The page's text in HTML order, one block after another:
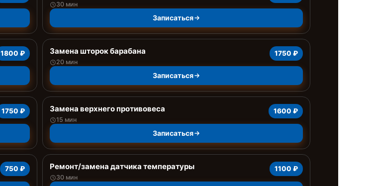
30 мин
Записаться
1800 ₽ Замена шторок барабана
20 мин
1750 ₽
Записаться
1750 ₽ Замена верхнего противовеса
15 мин
1600 ₽
Записаться
750 ₽ Ремонт/замена датчика температуры
30 мин
1100 ₽